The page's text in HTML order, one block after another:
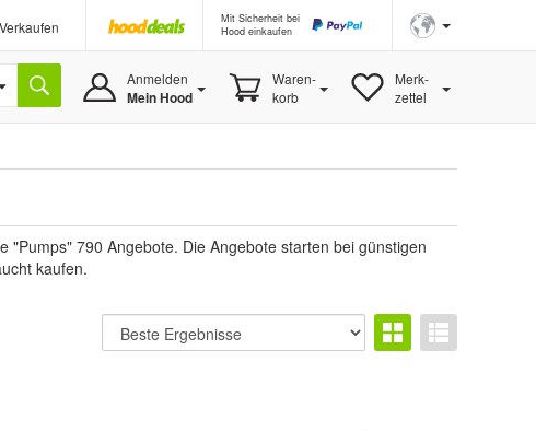
Verkaufen
Mit Sicherheit bei
Hood einkaufen
Anmelden
Mein Hood
Waren-
korb
Merk-
zettel
790 Angebote. Die Angebote starten bei günstigen
kaufen.